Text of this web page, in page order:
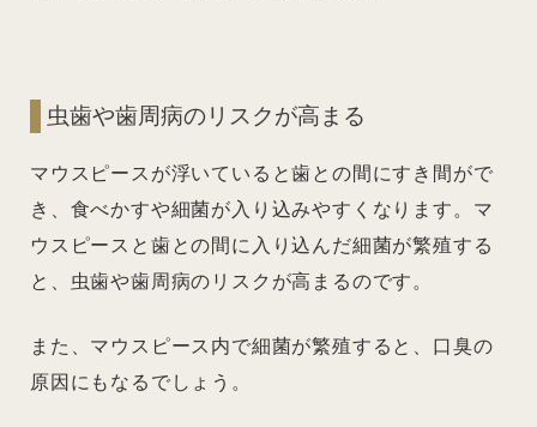
虫歯や歯周病のリスクが高まる
マウスピースが浮いていると歯との間にすき間がで
き、食べかすや細菌が入り込みやすくなります。マ
ウスピースと歯との間に入り込んだ細菌が繁殖する
と、虫歯や歯周病のリスクが高まるのです。
また、マウスピース内で細菌が繁殖すると、口臭の
原因にもなるでしょう。